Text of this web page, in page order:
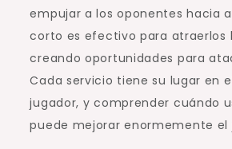
empujar a los oponentes hacia
corto es efectivo para atraerlos
creando oportunidades para
Cada servicio tiene su lugar en
jugador, y comprender cuándo
puede mejorar enormemente el